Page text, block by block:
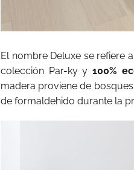
El nombre Deluxe se refiere
colección Par-ky y100%
madera proviene de
de formaldehido durante la